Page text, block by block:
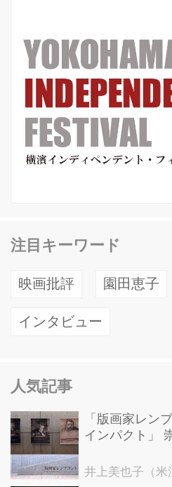
注目キーワード
映画批評 園田恵子
インタビュー
人気記事
「版画家レン
インパクト」
洋美術館にて9
井上美也子（米